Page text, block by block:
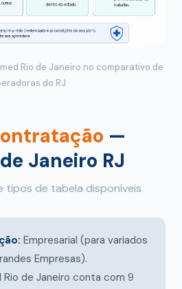
Rio de Janeiro no comparativo de
do RJ
—
Janeiro RJ
tipos de tabela disponíveis
Empresarial (para variados
Empresas).
Rio de Janeiro conta com 9